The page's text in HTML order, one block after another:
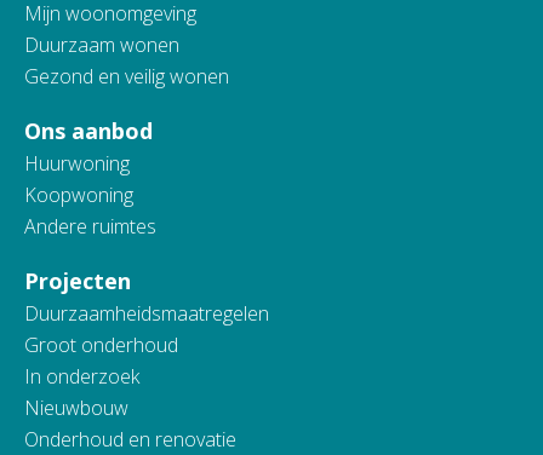
Mijn woonomgeving
Duurzaam wonen
Gezond en veilig wonen
Ons aanbod
Huurwoning
Koopwoning
Andere ruimtes
Projecten
Duurzaamheidsmaatregelen
Groot onderhoud
In onderzoek
Nieuwbouw
Onderhoud en renovatie